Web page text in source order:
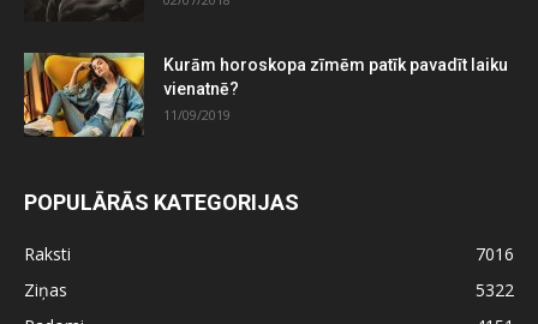
Kurām horoskopa zīmēm patīk pavadīt laiku
vienatnē?
11/09/2019
POPULĀRĀS KATEGORIJAS
Raksti
7016
Ziņas
5322